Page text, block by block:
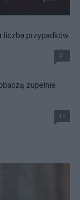
liczba przypadków
31
zupełnie
14